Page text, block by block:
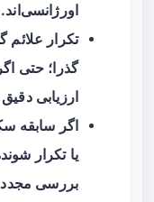
اورژانسی‌اند.
گذرا؛ حتی
ارزیابی دقیق
اگر سابقه
یا تکرار
بررسی مجدد